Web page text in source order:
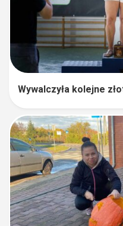
Wywalczyła kolejne